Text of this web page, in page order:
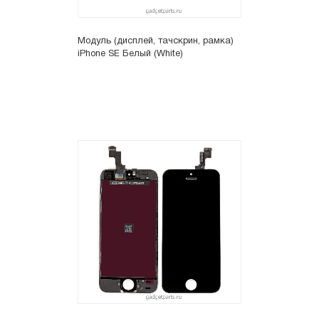
Модуль (дисплей, тачскрин, рамка)
iPhone SE Белый (White)